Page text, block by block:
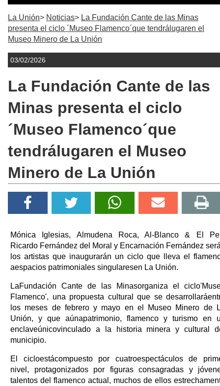
La Unión Noticias
La Fundación Cante de las Minas
presenta el ciclo ´Museo Flamenco´que tendrálugaren el
Museo Minero de La Unión
03/02/2026
La Fundación Cante de las
Minas presenta el ciclo
´Museo Flamenco´que
tendrálugaren el Museo
Minero de La Unión
Mónica Iglesias, Almudena Roca, Al-Blanco & El
Ricardo Fernández del Moral y Encarnación Fernández
los artistas que inaugurarán un ciclo que lleva el
aespacios patrimoniales singularesen La Unión.
LaFundación Cante de las Minasorganiza el
Flamenco', una propuesta cultural que se
los meses de febrero y mayo en el Museo Minero de
Unión, y que aúnapatrimonio, flamenco y turismo en
enclaveúnicovinculado a la historia minera y cultural
municipio.
El cicloestácompuesto por cuatroespectáculos de
nivel, protagonizados por figuras consagradas y
talentos del flamenco actual, muchos de ellos